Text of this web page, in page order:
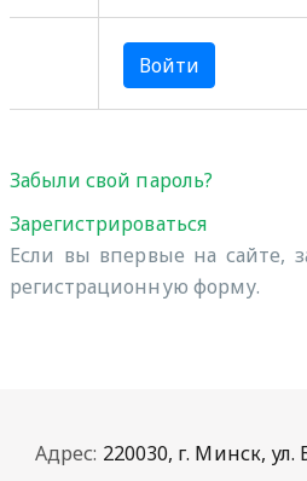
Забыли свой пароль?
Зарегистрироваться
Если вы впервые на сайте,
регистрационную форму.
Адрес: 220030, г. Минск, ул.